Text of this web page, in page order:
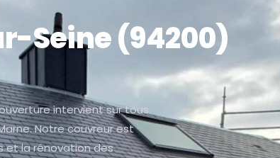
Seine(94200)
intervient sur tous
Notre couvreur est
et la rénovation des